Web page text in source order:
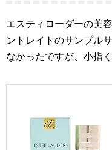
エスティローダーの美
ントレイトのサンプル
なかったですが、小指